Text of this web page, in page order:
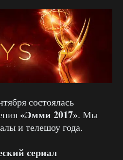
состоялась
«Эмми 2017». Мы
и телешоу года.
сериал